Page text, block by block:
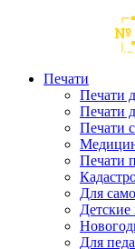
Печати
Печати
Печати
Печати
Печати
Для
Детские
Для